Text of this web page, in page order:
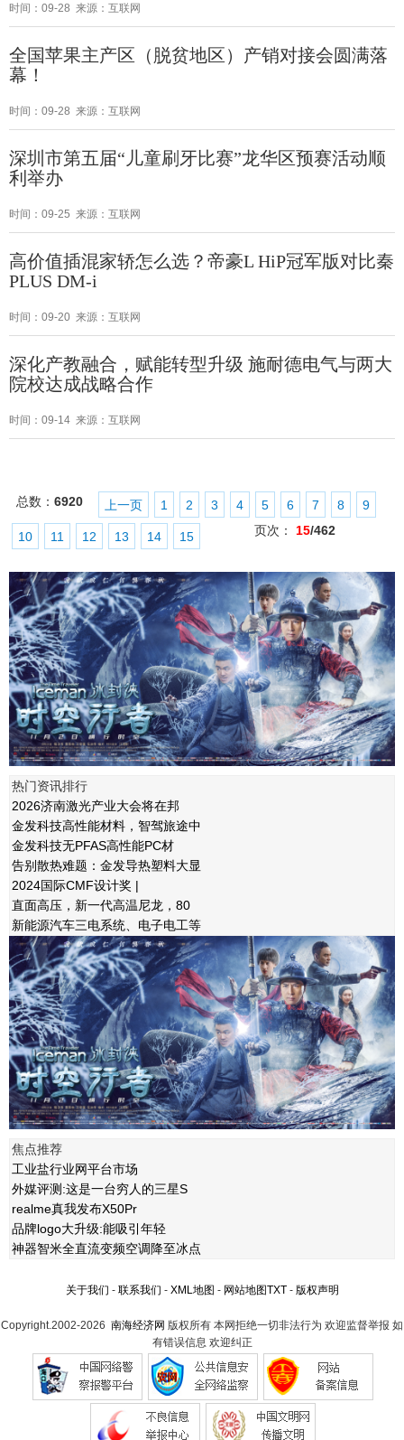
时间：09-28 来源：互联网
全国苹果主产区（脱贫地区）产销对接会圆满落
幕！
时间：09-28 来源：互联网
深圳市第五届“儿童刷牙比赛”龙华区预赛活动顺
利举办
时间：09-25 来源：互联网
高价值插混家轿怎么选？帝豪L HiP冠军版对比秦
PLUS DM-i
时间：09-20 来源：互联网
深化产教融合，赋能转型升级 施耐德电气与两大
院校达成战略合作
时间：09-14 来源：互联网
总数： 6920 上一页 1 2 3 4 5 6 7 8 9
10 11 12 13 14 15 页次： 15/462
热门资讯排行
2026济南激光产业大会将在邦
金发科技高性能材料，智驾旅途中
金发科技无PFAS高性能PC材
告别散热难题：金发导热塑料大显
2024国际CMF设计奖 |
直面高压，新一代高温尼龙，80
新能源汽车三电系统、电子电工等
焦点推荐
工业盐行业网平台市场
外媒评测:这是一台穷人的三星S
realme真我发布X50Pr
品牌logo大升级:能吸引年轻
神器智米全直流变频空调降至冰点
关于我们 - 联系我们 - XML地图 - 网站地图TXT- 版权声明
Copyright.2002-2026 南海经济网 版权所有 本网拒绝一切非法行为 欢迎监督举报 如
有错误信息 欢迎纠正